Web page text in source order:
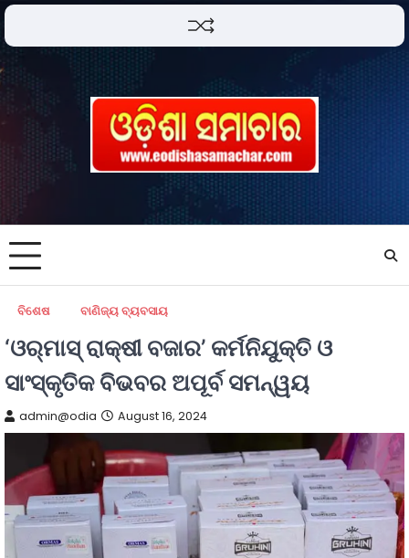
ବିଶେଷ ବାଣିଜ୍ୟ ବ୍ୟବସାୟ
‘ଓର୍‌ମାସ୍‌ ରାକ୍ଷୀ ବଜାର’ କର୍ମନିଯୁକ୍ତି ଓ
ସାଂସ୍କୃତିକ ବିଭବର ଅପୂର୍ବ ସମନ୍ୱୟ
admin@odia August 16, 2024